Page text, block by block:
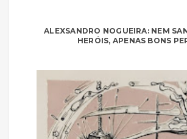
ALEXSANDRO NOGUEIRA: NEM
HERÓIS, APENAS BONS